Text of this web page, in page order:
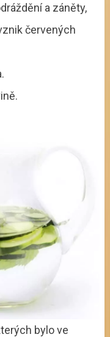
a záněty,
červených
bylo ve